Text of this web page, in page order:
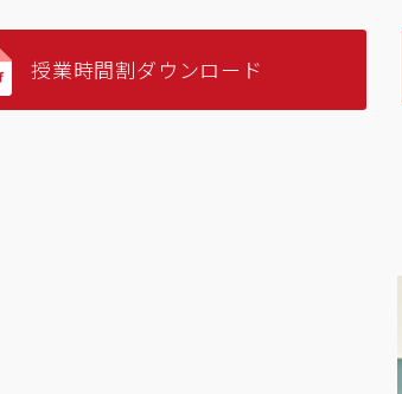
授業時間割ダウンロード